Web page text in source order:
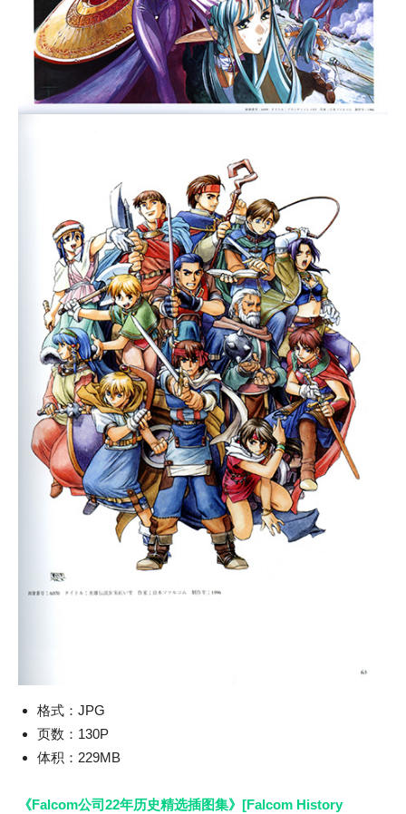
格式：JPG
页数：130P
体积：229MB
《Falcom公司22年历史精选插图集》[Falcom History